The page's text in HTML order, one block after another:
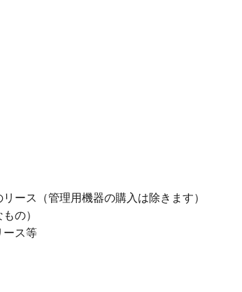
ース（管理用機器の購入は除きます）
の）
ース等